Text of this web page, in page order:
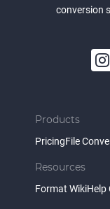
conversion
Products
PricingFile
Resources
Format WikiHelp